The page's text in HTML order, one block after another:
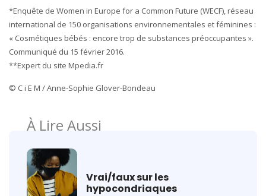
*Enquête de Women in Europe for a Common Future (WECF), réseau
international de 150 organisations environnementales et féminines :
« Cosmétiques bébés : encore trop de substances préoccupantes ».
Communiqué du 15 février 2016.
**Expert du site Mpedia.fr
© C i E M / Anne-Sophie Glover-Bondeau
À Lire Aussi
Vrai/faux sur les
hypocondriaques